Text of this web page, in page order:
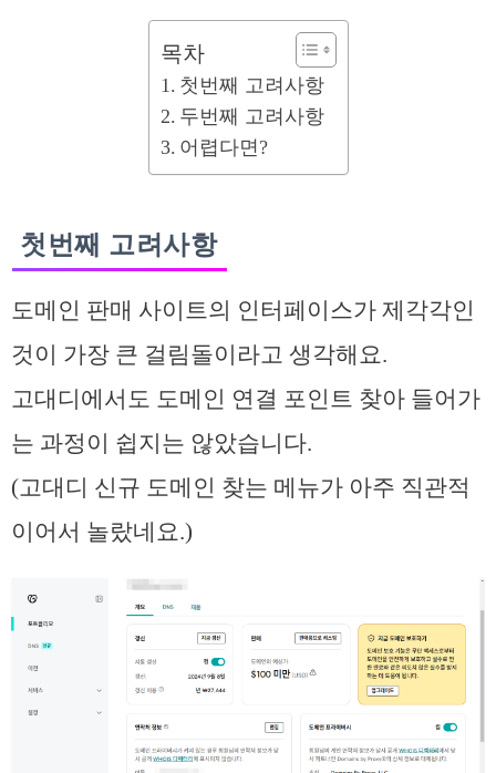
목차
첫번째 고려사항
두번째 고려사항
어렵다면?
첫번째 고려사항
도메인 판매 사이트의 인터페이스가 제각각인
것이 가장 큰 걸림돌이라고 생각해요.
고대디에서도 도메인 연결 포인트 찾아 들어가
는 과정이 쉽지는 않았습니다.
(고대디 신규 도메인 찾는 메뉴가 아주 직관적
이어서 놀랐네요.)